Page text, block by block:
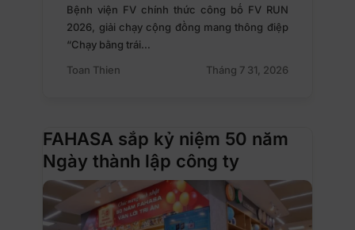
Bệnh viện FV chính thức công bố FV RUN
2026, giải chạy cộng đồng mang thông điệp
“Chạy bằng trái…
Toan Thien
Tháng 7 31, 2026
FAHASA sắp kỷ niệm 50 năm
Ngày thành lập công ty